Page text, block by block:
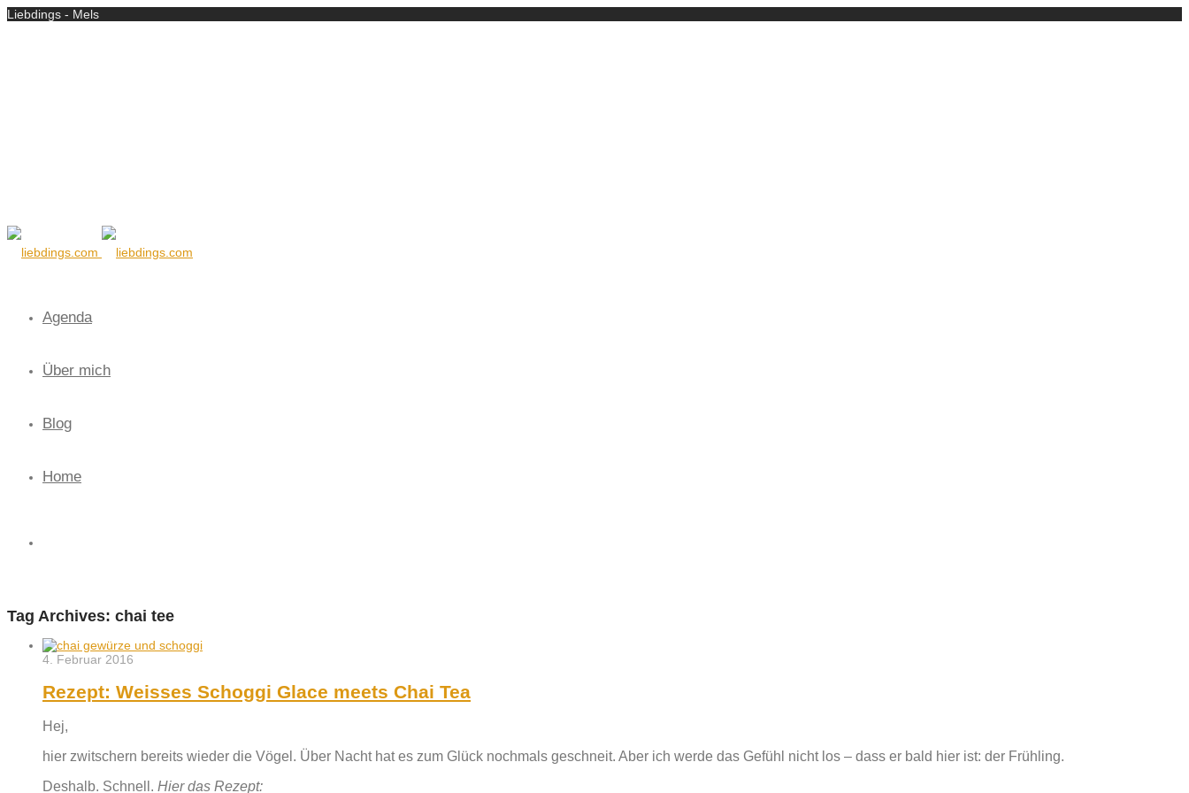
Liebdings - Mels
Agenda
Über mich
Blog
Home
Tag Archives: chai tee
4. Februar 2016
Rezept: Weisses Schoggi Glace meets Chai Tea
Hej,
hier zwitschern bereits wieder die Vögel. Über Nacht hat es zum Glück nochmals geschneit. Aber ich werde das Gefühl nicht los – dass er bald hier ist: der Frühling.
Deshalb. Schnell. Hier das Rezept: